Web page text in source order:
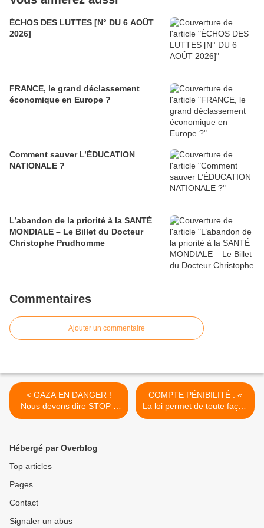
ÉCHOS DES LUTTES [N° DU 6 AOÛT
2026]
FRANCE, le grand déclassement
économique en Europe ?
Comment sauver L’ÉDUCATION
NATIONALE ?
L’abandon de la priorité à la SANTÉ
MONDIALE – Le Billet du Docteur
Christophe Prudhomme
Commentaires
Ajouter un commentaire
< GAZA EN DANGER !
Nous devons dire STOP à
la terreur et aux massacres
COMPTE PÉNIBILITÉ : «
La loi permet de toute façon
de virer ceux qui sont
Hébergé par Overblog
Top articles
Pages
Contact
Signaler un abus